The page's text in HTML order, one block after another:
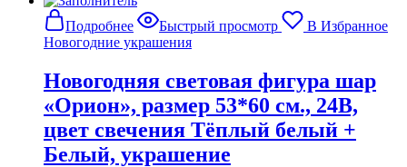
Подробнее Быстрый просмотр
В Избранное
Новогодние украшения
Новогодняя световая фигура шар
«Орион», размер 53*60 см., 24В,
цвет свечения Тёплый белый +
Белый, украшение